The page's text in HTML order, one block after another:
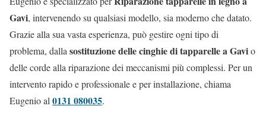
Gavi, intervenendo su qualsiasi modello, sia moderno che datato.
Grazie alla sua vasta esperienza, può gestire ogni tipo di
problema, dallasostituzione delle cinghie di tapparelle a Gavio
delle corde alla riparazione dei meccanismi più complessi. Per un
intervento rapido e professionale e per installazione, chiama
Eugenio al0131 080035.